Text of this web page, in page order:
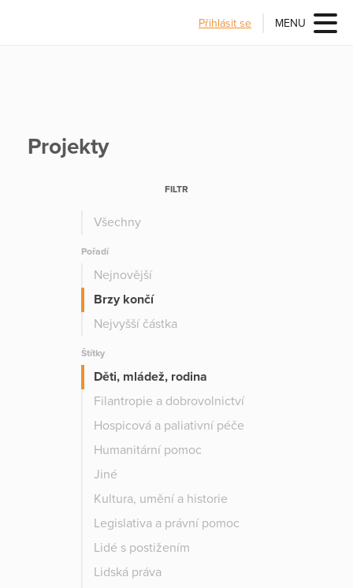
Přihlásit se MENU
Projekty
FILTR
Všechny
Pořadí
Nejnovější
Brzy končí
Nejvyšší částka
Štítky
Děti, mládež, rodina
Filantropie a dobrovolnictví
Hospicová a paliativní péče
Humanitární pomoc
Jiné
Kultura, umění a historie
Legislativa a právní pomoc
Lidé s postižením
Lidská práva